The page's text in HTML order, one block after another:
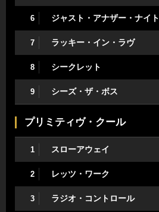
6 ジャスト・アナザー・ナイト
7 ラッキー・イン・ラヴ
8 シークレット
9 シーズ・ザ・ボス
プリミティヴ・クール
1 スローアウェイ
2 レッツ・ワーク
3 ラジオ・コントロール